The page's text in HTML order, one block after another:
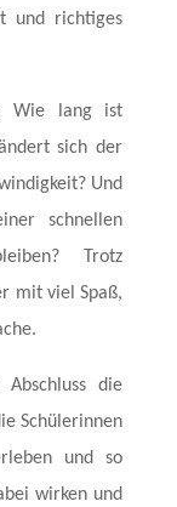
und richtiges
Wie lang ist
sich der
Und
schnellen
Trotz
mit viel Spaß,
die
Schülerinnen
und so
wirken und